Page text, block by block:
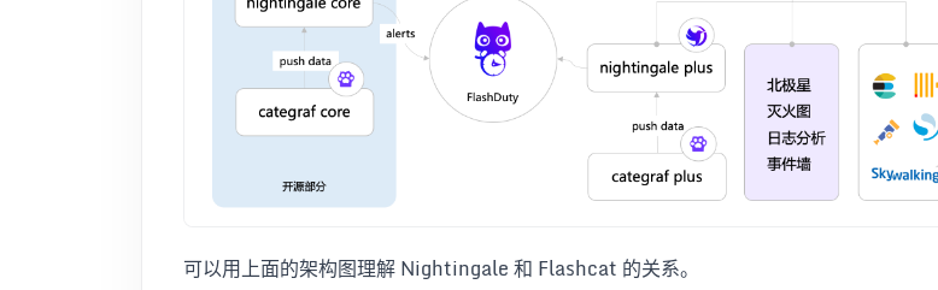
可以用上面的架构图理解 Nightingale 和 Flashcat 的关系。